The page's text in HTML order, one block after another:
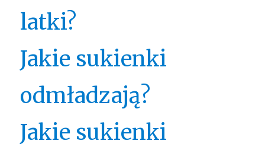
latki?
Jakie sukienki
odmładzają?
Jakie sukienki